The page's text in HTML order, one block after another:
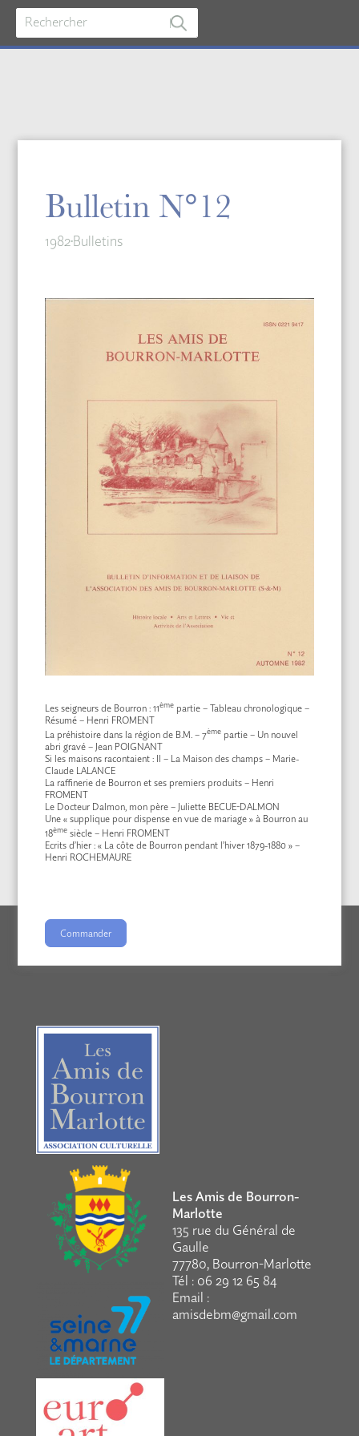
Bulletin N°12
1982Bulletins
Les seigneurs de Bourron : 11ème partie – Tableau chronologique –
Résumé – Henri FROMENT
La préhistoire dans la région de B.M. – 7ème partie – Un nouvel
abri gravé – Jean POIGNANT
Si les maisons racontaient : II – La Maison des champs – Marie-
Claude LALANCE
La raffinerie de Bourron et ses premiers produits – Henri
FROMENT
Le Docteur Dalmon, mon père – Juliette BECUE-DALMON
Une « supplique pour dispense en vue de mariage » à Bourron au
18ème siècle – Henri FROMENT
Ecrits d’hier : « La côte de Bourron pendant l’hiver 1879-1880 » –
Henri ROCHEMAURE
Commander
Les Amis de Bourron-
Marlotte
135 rue du Général de
Gaulle
77780, Bourron-Marlotte
Tél : 06 29 12 65 84
Email :
amisdebm@gmail.com